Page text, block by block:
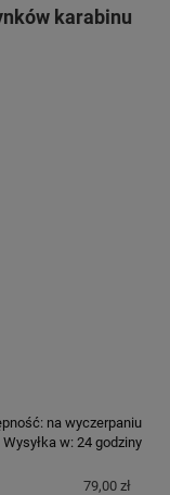
karabinu
na wyczerpaniu
Wysyłka w: 24 godziny
79,00 zł